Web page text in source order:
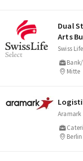
Dual
Arts
Swiss
Mitte
Aramark
Berlin